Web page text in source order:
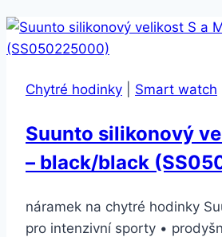
Chytré hodinky Smart watch
Suunto silikonový
– black/black
náramek na chytré hodinky
pro intenzivní sporty •